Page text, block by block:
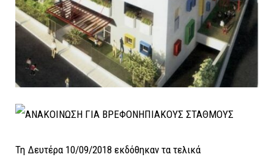
Τη Δευτέρα 10/09/2018 εκδόθηκαν τα τελικά